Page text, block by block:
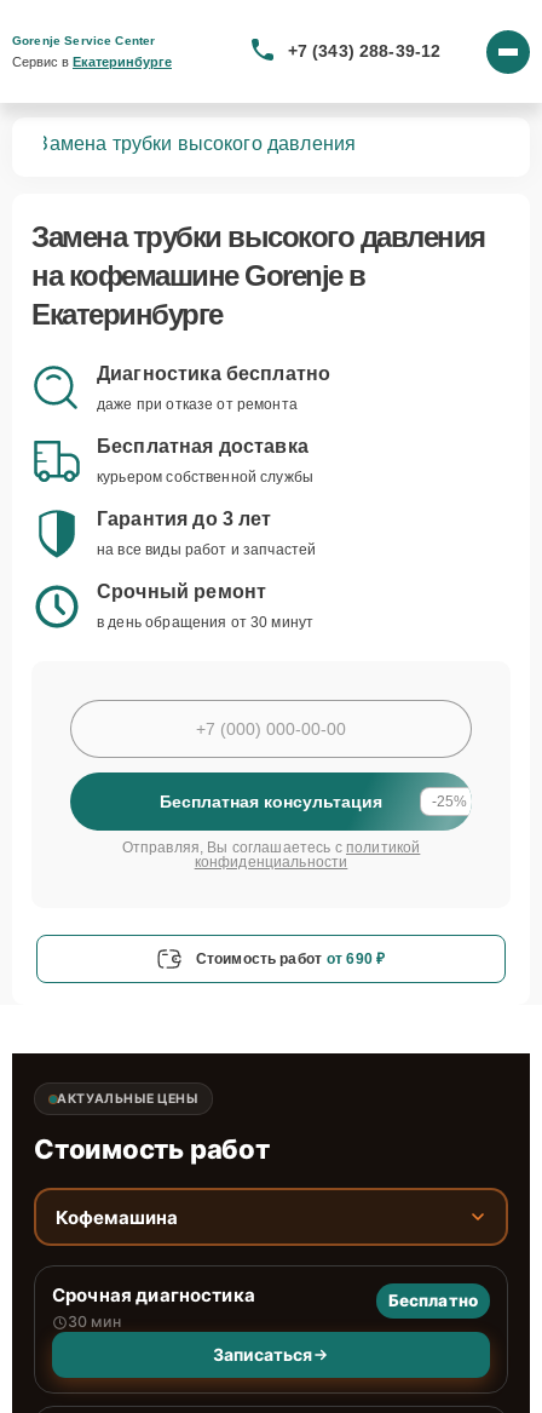
Gorenje Service Center
Сервис в Екатеринбурге
+7 (343) 288-39-12
Замена трубки высокого давления
Замена трубки высокого давления
на кофемашине Gorenje в
Екатеринбурге
Диагностика бесплатно
даже при отказе от ремонта
Бесплатная доставка
курьером собственной службы
Гарантия до 3 лет
на все виды работ и запчастей
Срочный ремонт
в день обращения от 30 минут
Бесплатная консультация -25%
Отправляя, Вы соглашаетесь с политикой
конфиденциальности
Стоимость работ от 690 ₽
АКТУАЛЬНЫЕ ЦЕНЫ
Стоимость работ
Кофемашина
Срочная диагностика
30 мин
Бесплатно
Записаться